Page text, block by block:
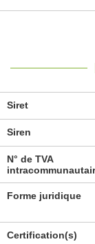
Siret
Siren
N° de TVA
Forme juridique
Certification(s)